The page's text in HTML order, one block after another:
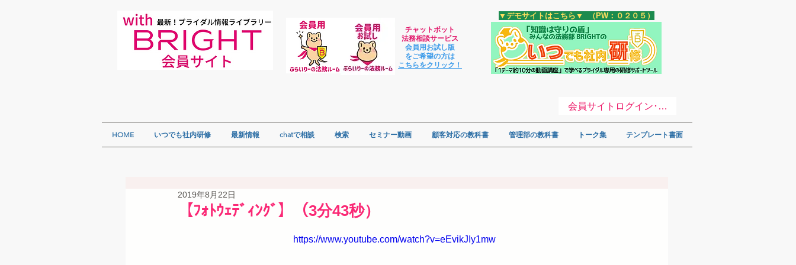
チャットボット
法務相談サービス
会員用お試し版
をご希望の方は
​こちらをクリック！
​▼デモサイトはこちら▼ （PW：０２０５）
HOME いつでも社内研修 最新情報 chatで相談 検索 セミナー動画 顧客対応の教科書 管理部の教科書 トーク集 テンプレート書面
【ﾌｫﾄｳｪﾃﾞｨﾝｸﾞ】（3分43秒）
2019年8月22日
https://www.youtube.com/watch?v=eEvikJIy1mw